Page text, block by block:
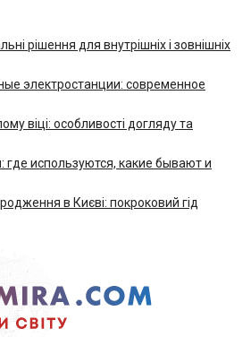
рішення для внутрішніх і зовнішніх
электростанции: современное
віці: особливості догляду та
где используются, какие бывают и
в Києві: покроковий гід